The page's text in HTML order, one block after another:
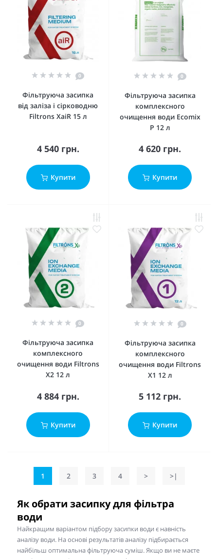
0
Фільтруюча засипка
від заліза і сірководню
Filtrons XaiR 15 л
4 540 грн.
Купити
0
Фільтруюча засипка
комплексного
очищення води Ecomix
Р 12 л
4 620 грн.
Купити
0
Фільтруюча засипка
комплексного
очищення води Filtrons
X2 12 л
4 884 грн.
Купити
0
Фільтруюча засипка
комплексного
очищення води Filtrons
X1 12 л
5 112 грн.
Купити
1 2 3 4 > >|
Як обрати засипку для фільтра
води
Найкращим варіантом підбору засипки води є навність
аналізу води. На основі результатів аналізу підбирається
найбільш оптимальна фільтруюча суміш. Якщо ви не маєте